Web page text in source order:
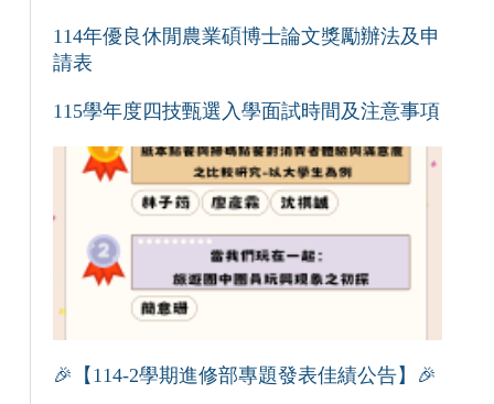
114年優良休閒農業碩博士論文獎勵辦法及申
請表
115學年度四技甄選入學面試時間及注意事項
🎉【114-2學期進修部專題發表佳績公告】🎉